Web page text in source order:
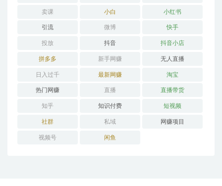
卖课 小白 小红书
引流 微博 快手
投放 抖音 抖音小店
拼多多 新手网赚 无人直播
日入过千 最新网赚 淘宝
热门网赚 直播 直播带货
知乎 知识付费 短视频
社群 私域 网赚项目
视频号 闲鱼